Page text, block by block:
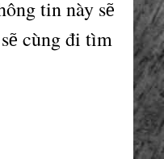
ông tin này sẽ
ẽ cùngđi tìm